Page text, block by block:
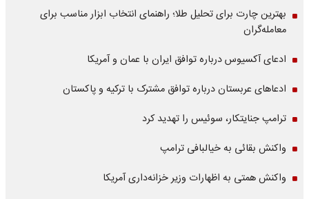
بهترین چارت برای تحلیل طلا؛ راهنمای انتخاب ابزار مناسب برای
معامله‌گران
ادعای آکسیوس درباره توافق ایران با عمان و آمریکا
ادعاهای عربستان درباره توافق مشترک با ترکیه و پاکستان
ترامپ جنایتکار، سوئیس را تهدید کرد
واکنش بقائی به خیالبافی ترامپ
واکنش همتی به اظهارات وزیر خزانه‌داری آمریکا